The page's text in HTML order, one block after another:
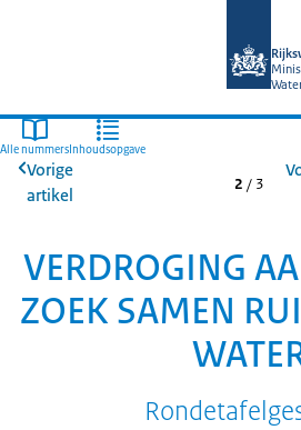
Alle nummers Inhoudsopgave
Vorige
artikel
2 / 3
VERDROGING
ZOEK SAMEN